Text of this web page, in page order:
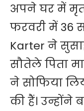
अपने घर में मृत
फरवरी में 36
Karter ने
सौतेले पिता
ने सोफिया
की हैं। उन्होंने